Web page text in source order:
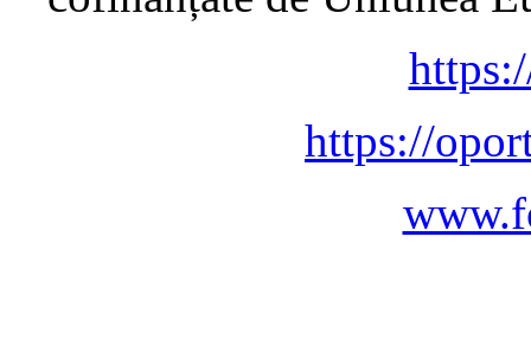
https://